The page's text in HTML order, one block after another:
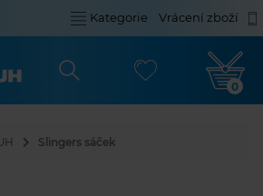
Kategorie Vrácení zboží
0
Slingers sáček